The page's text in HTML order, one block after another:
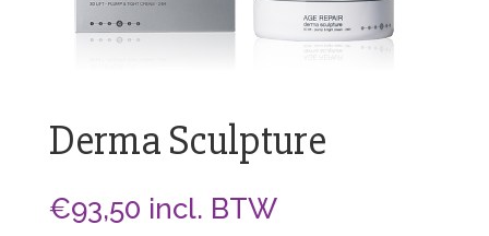
Derma Sculpture
€93,50 incl. BTW